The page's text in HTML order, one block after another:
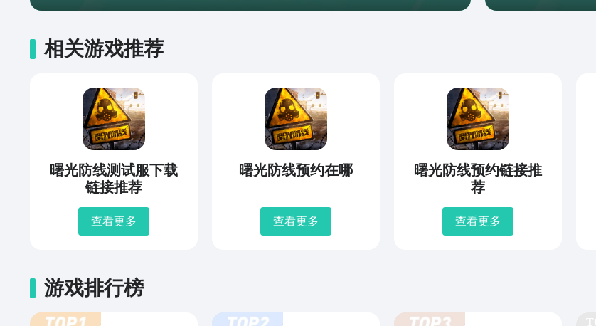
相关游戏推荐
曙光防线测试服下载
链接推荐
查看更多
曙光防线预约在哪
查看更多
曙光防线预约链接推
荐
查看更多
游戏排行榜